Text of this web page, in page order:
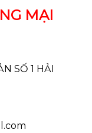
MẠI
SỐ 1 HẢI